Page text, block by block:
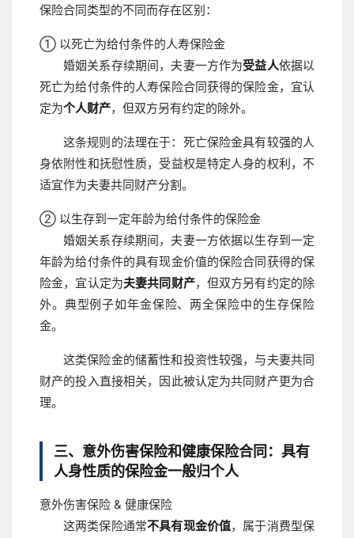
保险合同类型的不同而存在区别：
① 以死亡为给付条件的人寿保险金
婚姻关系存续期间，夫妻一方作为受益人依据以
死亡为给付条件的人寿保险合同获得的保险金，宜认
定为个人财产，但双方另有约定的除外。
这条规则的法理在于：死亡保险金具有较强的人
身依附性和抚慰性质，受益权是特定人身的权利，不
适宜作为夫妻共同财产分割。
② 以生存到一定年龄为给付条件的保险金
婚姻关系存续期间，夫妻一方依据以生存到一定
年龄为给付条件的具有现金价值的保险合同获得的保
险金，宜认定为夫妻共同财产，但双方另有约定的除
外。典型例子如年金保险、两全保险中的生存保险
金。
这类保险金的储蓄性和投资性较强，与夫妻共同
财产的投入直接相关，因此被认定为共同财产更为合
理。
三、意外伤害保险和健康保险合同：具有
人身性质的保险金一般归个人
意外伤害保险 & 健康保险
这两类保险通常不具有现金价值，属于消费型保